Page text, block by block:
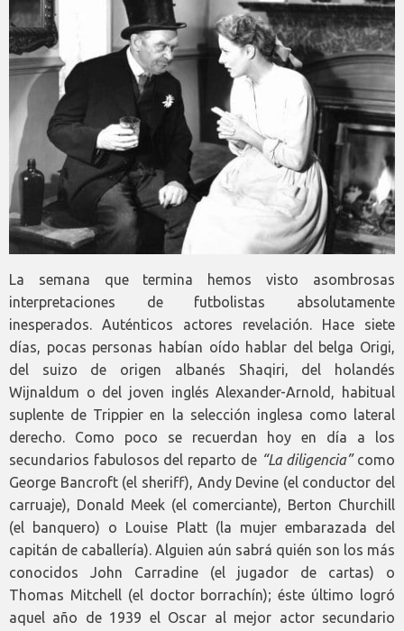
La semana que termina hemos visto asombrosas
interpretaciones de futbolistas absolutamente
inesperados. Auténticos actores revelación. Hace siete
días, pocas personas habían oído hablar del belga Origi,
del suizo de origen albanés Shaqiri, del holandés
Wijnaldum o del joven inglés Alexander-Arnold, habitual
suplente de Trippier en la selección inglesa como lateral
derecho. Como poco se recuerdan hoy en día a los
secundarios fabulosos del reparto de “La diligencia”como
George Bancroft (el sheriff), Andy Devine (el conductor del
carruaje), Donald Meek (el comerciante), Berton Churchill
(el banquero) o Louise Platt (la mujer embarazada del
capitán de caballería). Alguien aún sabrá quién son los más
conocidos John Carradine (el jugador de cartas) o
Thomas Mitchell (el doctor borrachín); éste último logró
aquel año de 1939 el Oscar al mejor actor secundario